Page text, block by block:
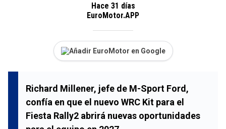
Hace 31 días
EuroMotor.APP
Añadir EuroMotor en Google
Richard Millener, jefe de M-Sport Ford,
confía en que el nuevo WRC Kit para el
Fiesta Rally2 abrirá nuevas oportunidades